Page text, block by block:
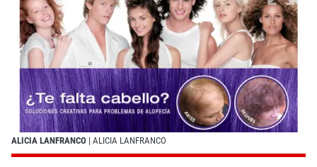
ALICIA LANFRANCO | ALICIA LANFRANCO